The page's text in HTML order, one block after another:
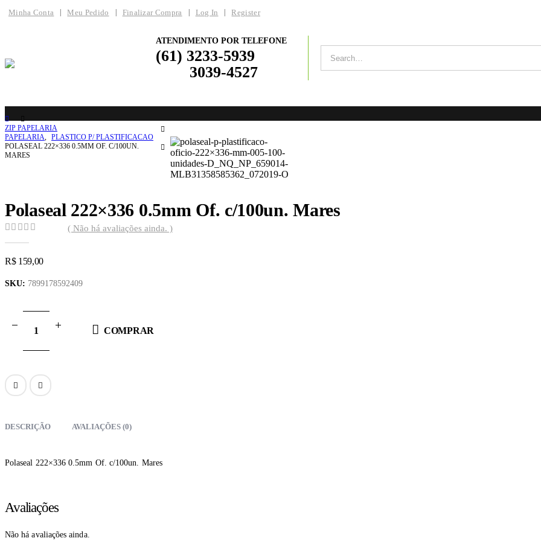
Minha Conta Meu Pedido Finalizar Compra Log In Register
ATENDIMENTO POR TELEFONE
(61) 3233-5939
3039-4527
ZIP PAPELARIA
PAPELARIA, PLASTICO P/ PLASTIFICACAO
POLASEAL 222×336 0.5MM OF. C/100UN.
MARES
Polaseal 222×336 0.5mm Of. c/100un. Mares
0out of 5
( Não há avaliações ainda. )
R$159,00
SKU: 7899178592409
COMPRAR
DESCRIÇÃO AVALIAÇÕES (0)
Polaseal 222×336 0.5mm Of. c/100un. Mares
Avaliações
Não há avaliações ainda.